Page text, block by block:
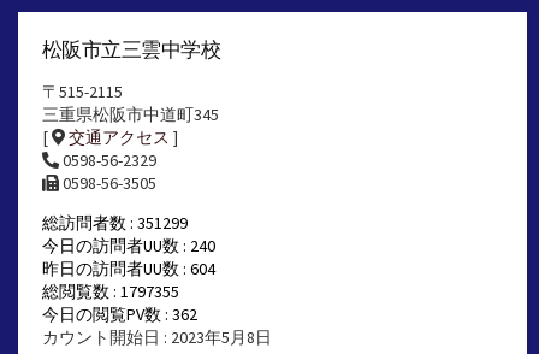
松阪市立三雲中学校
〒515-2115
三重県松阪市中道町345
[
交通アクセス ]
0598-56-2329
0598-56-3505
総訪問者数 : 351299
今日の訪問者UU数 : 240
昨日の訪問者UU数 : 604
総閲覧数 : 1797355
今日の閲覧PV数 : 362
カウント開始日 : 2023年5月8日